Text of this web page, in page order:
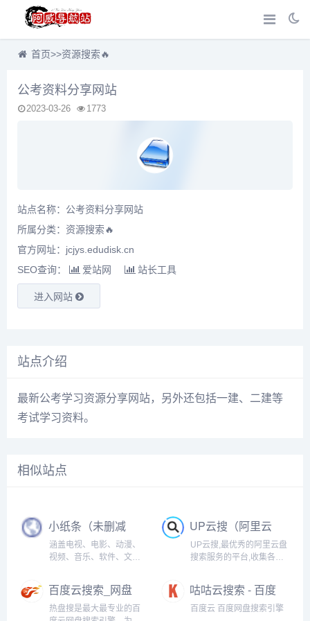
首页>>资源搜索🔥
公考资料分享网站
2023-03-26 1773
站点名称：公考资料分享网站
所属分类： 资源搜索🔥
官方网址：jcjys.edudisk.cn
SEO查询：
爱站网 站长工具
进入网站
站点介绍
最新公考学习资源分享网站，另外还包括一建、二建等
考试学习资料。
相似站点
小纸条（未删减
版的影视资源大
全）
涵盖电视、电影、动漫、
视频、音乐、软件、文档
UP云搜（阿里云
盘资源搜索神
器）
UP云搜,最优秀的阿里云盘
搜索服务的平台,收集各类
搜索功能,推动互联网优质
资源的高效传递!
百度云搜索_网盘
搜索_百度云资
热盘搜是最大最专业的百
咕咕云搜索 - 百度
云 百度网盘搜索
百度云 百度网盘搜索引擎